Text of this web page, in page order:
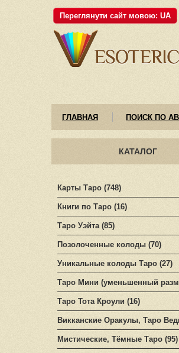
Переглянути сайт мовою: UA
ГЛАВНАЯ ПОИСК ПО
КАТАЛОГ
Карты Таро (748)
Книги по Таро (16)
Таро Уэйта (85)
Позолоченные колоды (70)
Уникальные колоды Таро (27)
Таро Мини (уменьшенный
Таро Тота Кроули (16)
Викканские Оракулы, Таро
Мистические, Тёмные Таро (95)